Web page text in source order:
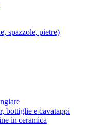
spazzole, pietre)
bottiglie e cavatappi
in ceramica